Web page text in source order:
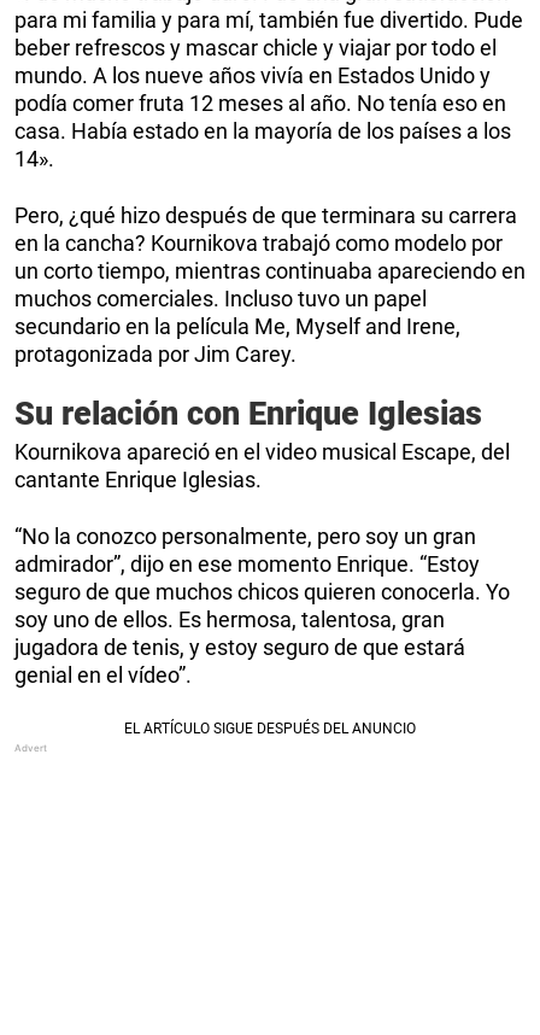
para mi familia y para mí, también fue divertido. Pude
beber refrescos y mascar chicle y viajar por todo el
mundo. A los nueve años vivía en Estados Unido y
podía comer fruta 12 meses al año. No tenía eso en
casa. Había estado en la mayoría de los países a los
14».
Pero, ¿qué hizo después de que terminara su carrera
en la cancha? Kournikova trabajó como modelo por
un corto tiempo, mientras continuaba apareciendo en
muchos comerciales. Incluso tuvo un papel
secundario en la película Me, Myself and Irene,
protagonizada por Jim Carey.
Su relación con Enrique Iglesias
Kournikova apareció en el video musical Escape, del
cantante Enrique Iglesias.
“No la conozco personalmente, pero soy un gran
admirador”, dijo en ese momento Enrique. “Estoy
seguro de que muchos chicos quieren conocerla. Yo
soy uno de ellos. Es hermosa, talentosa, gran
jugadora de tenis, y estoy seguro de que estará
genial en el vídeo”.